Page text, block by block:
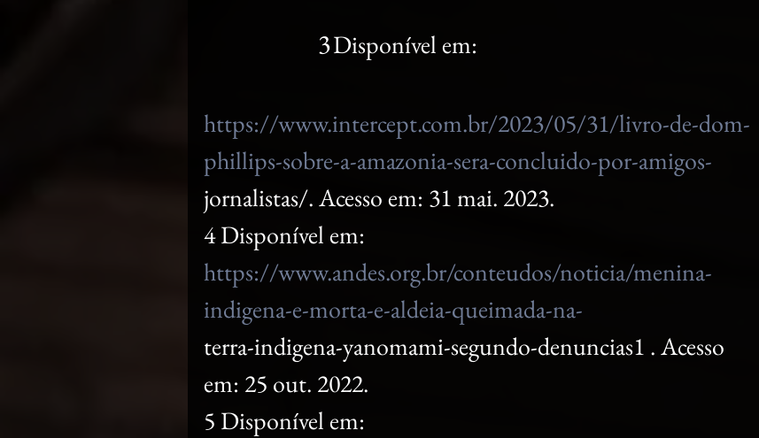
3Disponível em:
https://www.intercept.com.br/2023/05/31/livro-de-dom-
phillips-sobre-a-amazonia-sera-concluido-por-amigos-
jornalistas/. Acesso em: 31 mai. 2023.
4 Disponível em:
https://www.andes.org.br/conteudos/noticia/menina-
indigena-e-morta-e-aldeia-queimada-na-
terra-indigena-yanomami-segundo-denuncias1 . Acesso
em: 25 out. 2022.
5 Disponível em: